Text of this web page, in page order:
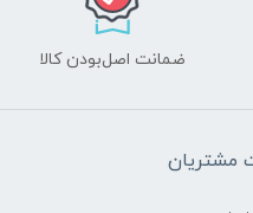
ضمانت اصل‌بودن کالا
مشتریان